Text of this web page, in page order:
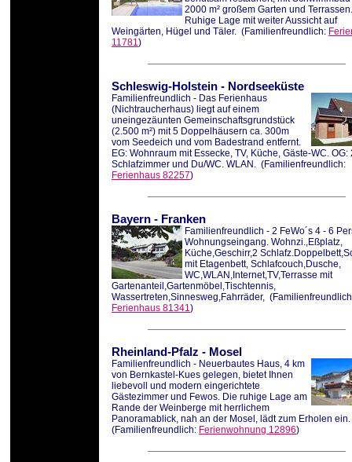
2000 m² großem Garten und Terrassen.
Ruhige Lage mit weiter Aussicht auf
Weingärten, Hügel und Täler. (Familienfreundlich:
11781)
Schleswig-Holstein - Nordseeküste
Familienfreundlich - Das Ferienhaus
(Nichtraucherhaus) liegt auf einem
uneingezäunten Gemeinschaftsgrundstück
(2.500 m²) mit 5 Doppelhäusern ca. 300m
vom Seedeich und vom Badestrand entfernt.
EG: Wohnraum mit Essecke, TV, Küche, Gäste-WC. OG:
Schlafzimmer und Du/WC. WLAN. (Familienfreundlich:
Ferienhaus 82257)
Bayern - Franken
Familienfreundlich - 2 FeWo´s 4 - 6
Wohnungseingang. Wohnzi.,Eßplatz,
Küche,Geschirr,2
mit Etagenbett, Schlafcouch,Dusche,
WC,WLAN,Internet,TV,Terrasse mit
Gartenanteil,Gartenmöbel,Tischtennis,
Wassertreten,Sinnesweg,Fahrräder,
Ferienhaus 81341)
Rheinland-Pfalz - Mosel
Familienfreundlich - Neuerbautes Haus, 4 km
von Bernkastel-Kues gelegen, bietet Ihnen
liebevoll und modern eingerichtete
Gästezimmer und Fewos. Die ruhige Lage am
Rande der Weinberge mit herrlichem
Panoramablick, nah an der Mosel, lädt zum Erholen ein.
(Familienfreundlich: Ferienwohnung 12896)